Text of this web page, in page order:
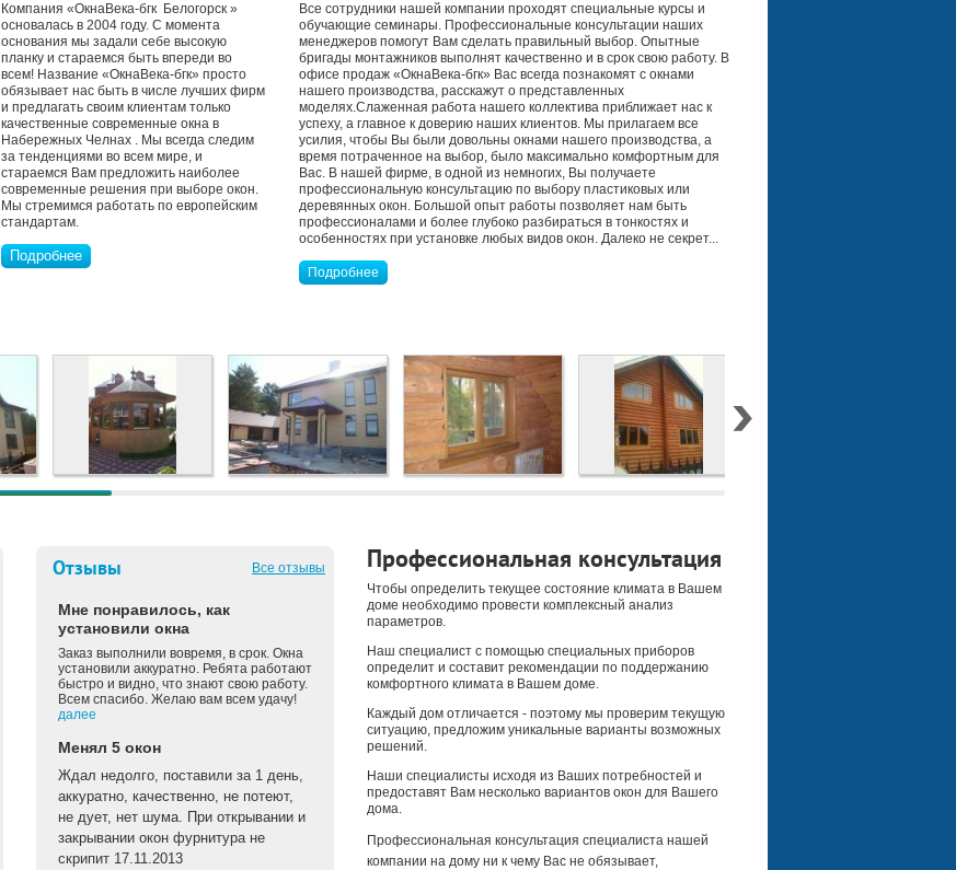
Компания «ОкнаВека-бгк Белогорск »
основалась в 2004 году. С момента
основания мы задали себе высокую
планку и стараемся быть впереди во
всем! Название «ОкнаВека-бгк» просто
обязывает нас быть в числе лучших фирм
и предлагать своим клиентам только
качественные современные окна в
Набережных Челнах . Мы всегда следим
за тенденциями во всем мире, и
стараемся Вам предложить наиболее
современные решения при выборе окон.
Мы стремимся работать по европейским
стандартам.
Подробнее
Все сотрудники нашей компании проходят специальные курсы и
обучающие семинары. Профессиональные консультации наших
менеджеров помогут Вам сделать правильный выбор. Опытные
бригады монтажников выполнят качественно и в срок свою работу. В
офисе продаж «ОкнаВека-бгк» Вас всегда познакомят с окнами
нашего производства, расскажут о представленных
моделях.Слаженная работа нашего коллектива приближает нас к
успеху, а главное к доверию наших клиентов. Мы прилагаем все
усилия, чтобы Вы были довольны окнами нашего производства, а
время потраченное на выбор, было максимально комфортным для
Вас. В нашей фирме, в одной из немногих, Вы получаете
профессиональную консультацию по выбору пластиковых или
деревянных окон. Большой опыт работы позволяет нам быть
профессионалами и более глубоко разбираться в тонкостях и
особенностях при установке любых видов окон. Далеко не секрет...
Подробнее
Отзывы Все отзывы
Мне понравилось, как
установили окна
Заказ выполнили вовремя, в срок. Окна
установили аккуратно. Ребята работают
быстро и видно, что знают свою работу.
Всем спасибо. Желаю вам всем удачу!
далее
Менял 5 окон
Ждал недолго, поставили за 1 день,
аккуратно, качественно, не потеют,
не дует, нет шума. При открывании и
закрывании окон фурнитура не
скрипит 17.11.2013
Профессиональная консультация
Чтобы определить текущее состояние климата в Вашем
доме необходимо провести комплексный анализ
параметров.
Наш специалист с помощью специальных приборов
определит и составит рекомендации по поддержанию
комфортного климата в Вашем доме.
Каждый дом отличается - поэтому мы проверим текущую
ситуацию, предложим уникальные варианты возможных
решений.
Наши специалисты исходя из Ваших потребностей и
предоставят Вам несколько вариантов окон для Вашего
дома.
Профессиональная консультация специалиста нашей
компании на дому ни к чему Вас не обязывает,